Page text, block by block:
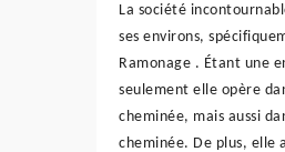
La société
ses environs,
Ramonage . Étant une
seulement elle opère
cheminée, mais aussi
cheminée. De plus, elle